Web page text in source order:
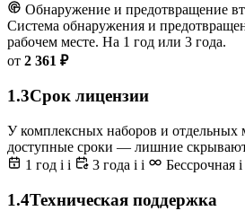
Обнаружение и предотвращение
Система обнаружения и
рабочем месте. На 1 год или 3 года.
от 2 361 ₽
1.3Срок лицензии
У комплексных наборов и отдельных
доступные сроки — лишние
1 год i i 3 года i i Бессрочная i
1.4Техническая поддержка